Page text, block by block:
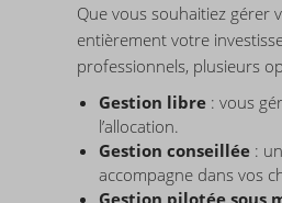
Que vous souhaitiez gérer
entièrement votre
professionnels, plusieurs
Gestion libre : vous
l’allocation.
Gestion conseillée :
accompagne dans vos
Gestion pilotée sous